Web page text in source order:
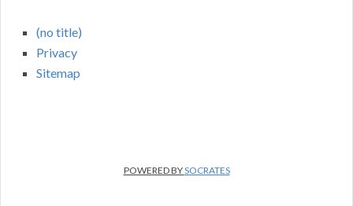
(no title)
Privacy
Sitemap
POWERED BYSOCRATES